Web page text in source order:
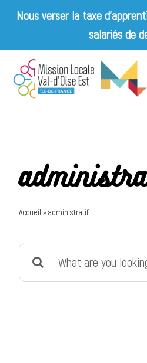
Nous verser la taxe
salariés de
content
Emplois &
Accueil »administratif
Search